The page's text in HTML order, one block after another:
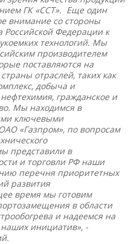
ГК «ССТ». Еще один
внимание со стороны
Российской Федерации к
технологий. Мы
производителем
поставляются на
отраслей, таких как
добыча и
гражданское и
Мы находимся в
ключевыми
«Газпром», по вопросам
представили в
и торговли РФ наши
перечня приоритетных
развития
время мы готовим
в области
и надеемся на
инициатив», -